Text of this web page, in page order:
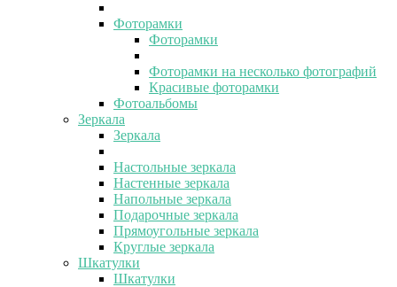
Фоторамки
Фоторамки
Фоторамки на несколько фотографий
Красивые фоторамки
Фотоальбомы
Зеркала
Зеркала
Настольные зеркала
Настенные зеркала
Напольные зеркала
Подарочные зеркала
Прямоугольные зеркала
Круглые зеркала
Шкатулки
Шкатулки